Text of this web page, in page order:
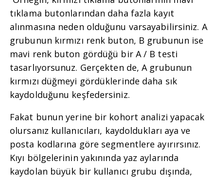
tıklama butonlarından daha fazla kayıt
alınmasına neden olduğunu varsayabilirsiniz. A
grubunun kırmızı renk buton, B grubunun ise
mavi renk buton gördüğü bir A / B testi
tasarlıyorsunuz. Gerçekten de, A grubunun
kırmızı düğmeyi gördüklerinde daha sık
kaydolduğunu keşfedersiniz.
Fakat bunun yerine bir kohort analizi yapacak
olursanız kullanıcıları, kaydoldukları aya ve
posta kodlarına göre segmentlere ayırırsınız.
Kıyı bölgelerinin yakınında yaz aylarında
kaydolan büyük bir kullanıcı grubu dışında,